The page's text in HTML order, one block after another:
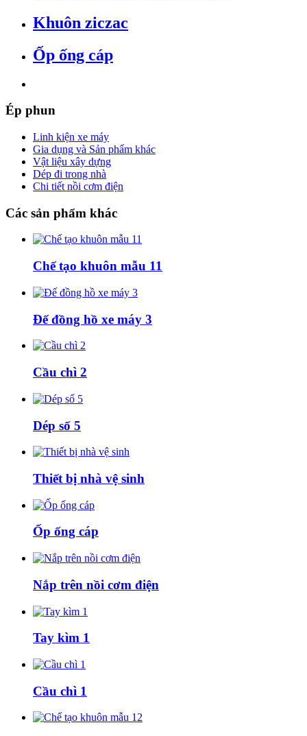
Khuôn ziczac
Ốp ống cáp
Ép phun
Linh kiện xe máy
Gia dụng và Sản phẩm khác
Vật liệu xây dựng
Dép đi trong nhà
Chi tiết nồi cơm điện
Các sản phẩm khác
Chế tạo khuôn mẫu 11
Đế đồng hồ xe máy 3
Cầu chì 2
Dép số 5
Thiết bị nhà vệ sinh
Ốp ống cáp
Nắp trên nồi cơm điện
Tay kìm 1
Cầu chì 1